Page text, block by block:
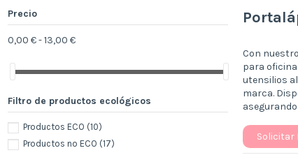
Con
para
utensilios
marca.
Solicitar
Precio
0,00 € - 13,00 €
Filtro de productos ecológicos
Productos ECO (10)
Productos no ECO (17)